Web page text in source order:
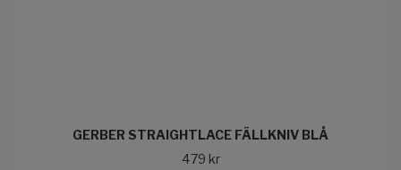
GERBER STRAIGHTLACE FÄLLKNIV BLÅ
479 kr